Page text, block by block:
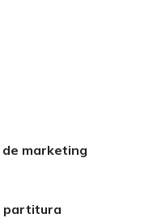
de marketing
partitura